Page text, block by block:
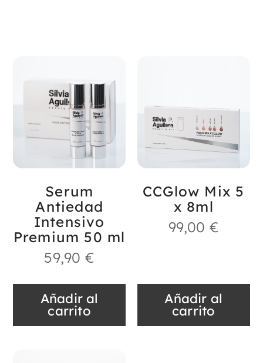
Serum
Antiedad
Intensivo
Premium 50 ml
59,90 €
Añadir al
carrito
CCGlow Mix 5
x 8ml
99,00 €
Añadir al
carrito